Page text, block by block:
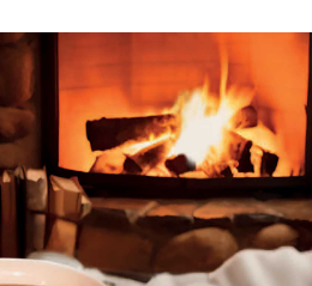
til endring
hos voksne med ADHD